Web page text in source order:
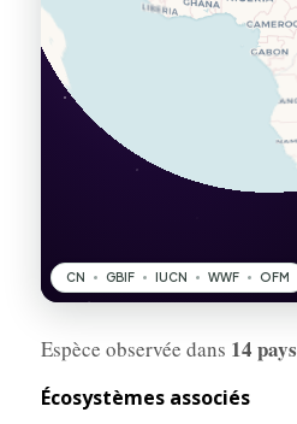
Espèce observée dans 14 pays
Écosystèmes associés